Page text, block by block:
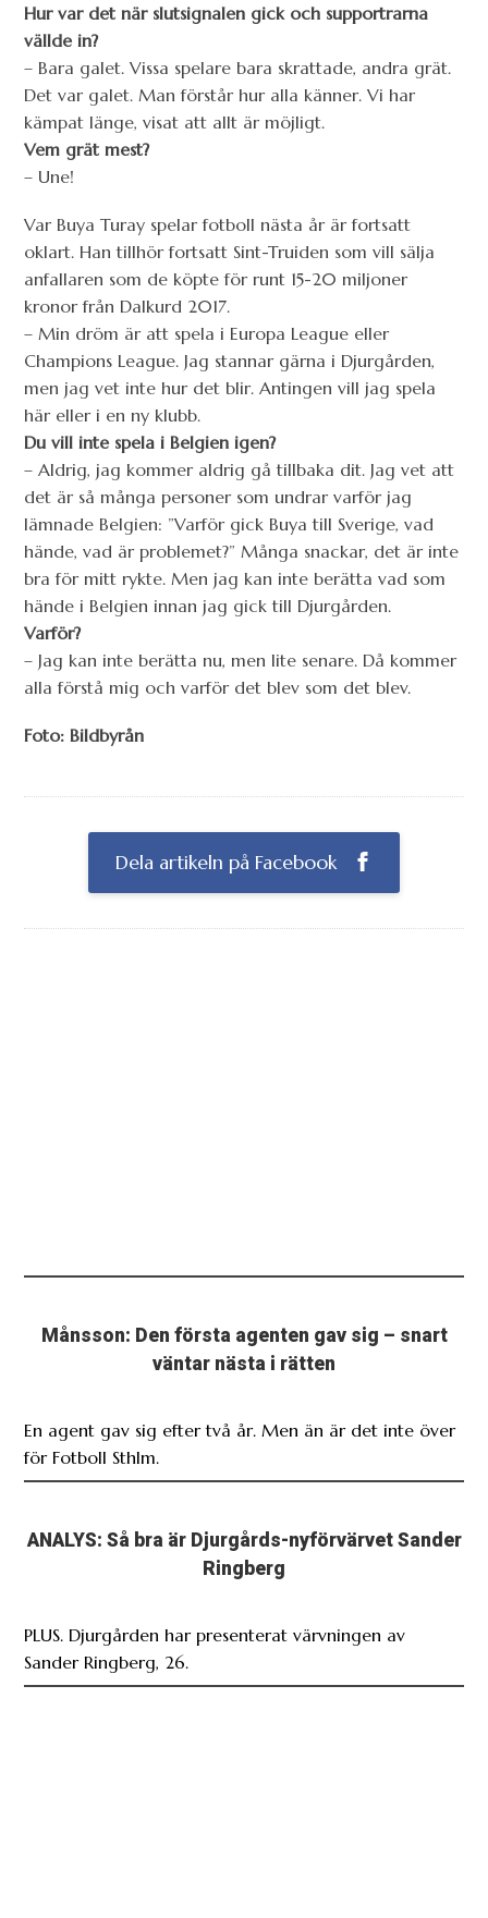
Hur var det när slutsignalen gick och supportrarna
vällde in?
– Bara galet. Vissa spelare bara skrattade, andra grät.
Det var galet. Man förstår hur alla känner. Vi har
kämpat länge, visat att allt är möjligt.
Vem grät mest?
– Une!
Var Buya Turay spelar fotboll nästa år är fortsatt
oklart. Han tillhör fortsatt Sint-Truiden som vill sälja
anfallaren som de köpte för runt 15-20 miljoner
kronor från Dalkurd 2017.
– Min dröm är att spela i Europa League eller
Champions League. Jag stannar gärna i Djurgården,
men jag vet inte hur det blir. Antingen vill jag spela
här eller i en ny klubb.
Du vill inte spela i Belgien igen?
– Aldrig, jag kommer aldrig gå tillbaka dit. Jag vet att
det är så många personer som undrar varför jag
lämnade Belgien: ”Varför gick Buya till Sverige, vad
hände, vad är problemet?” Många snackar, det är inte
bra för mitt rykte. Men jag kan inte berätta vad som
hände i Belgien innan jag gick till Djurgården.
Varför?
– Jag kan inte berätta nu, men lite senare. Då kommer
alla förstå mig och varför det blev som det blev.
Foto: Bildbyrån
Dela artikeln på Facebook
Månsson: Den första agenten gav sig – snart
väntar nästa i rätten
En agent gav sig efter två år. Men än är det inte över
för Fotboll Sthlm.
ANALYS: Så bra är Djurgårds-nyförvärvet Sander
Ringberg
PLUS. Djurgården har presenterat värvningen av
Sander Ringberg, 26.